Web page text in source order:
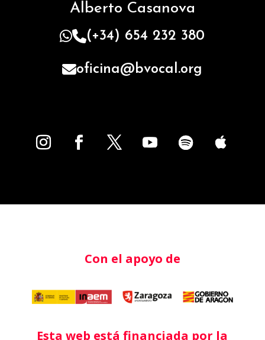
Alberto Casanova
(+34) 654 232 380
oficina@bvocal.org
Con el apoyo de
Esta web está financiada por la